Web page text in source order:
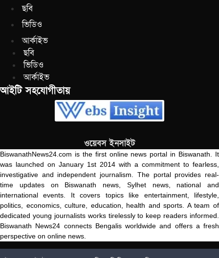
ছবি
ভিডিও
আর্কাইভ
ছবি
ভিডিও
আর্কাইভ
আইটি সহযোগীতায়
ওয়েবস ইনসাইট
BiswanathNews24.com is the first online news portal in Biswanath. It
was launched on January 1st 2014 with a commitment to fearless,
investigative and independent journalism. The portal provides real-
time updates on Biswanath news, Sylhet news, national and
international events. It covers topics like entertainment, lifestyle,
politics, economics, culture, education, health and sports. A team of
dedicated young journalists works tirelessly to keep readers informed.
Biswanath News24 connects Bengalis worldwide and offers a fresh
perspective on online news.